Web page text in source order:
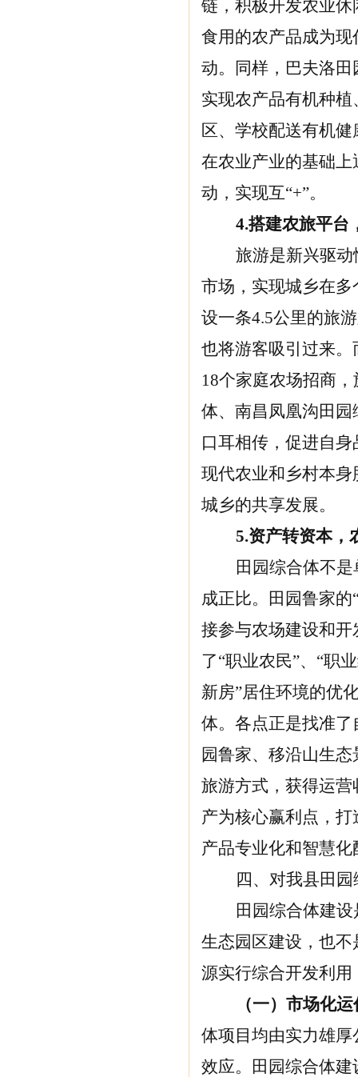
链，积极开发农业
食用的农产品成为
动。同样，巴夫洛
实现农产品有机种
区、学校配送有机
在农业产业的基础
动，实现互“+”。
4.搭建农旅平台
旅游是新兴驱
市场，实现城乡在
设一条4.5公里的旅
也将游客吸引过来
18个家庭农场招商
体、南昌凤凰沟田
口耳相传，促进自
现代农业和乡村本
城乡的共享发展。
5.资产转资本，
田园综合体不
成正比。田园鲁家
接参与农场建设和
了“职业农民”、“职
新房”居住环境的优
体。各点正是找准
园鲁家、移沿山生
旅游方式，获得运
产为核心赢利点，
产品专业化和智慧
四、对我县田
田园综合体建
生态园区建设，也
源实行综合开发利
（一）市场化
体项目均由实力雄
效应。田园综合体